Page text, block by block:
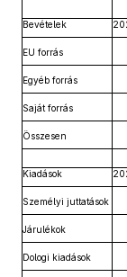
Bevételek
EU forrás
Egyéb forrás
Saját forrás
Összesen
Kiadások
Személyi juttatások
Járulékok
Dologi kiadások